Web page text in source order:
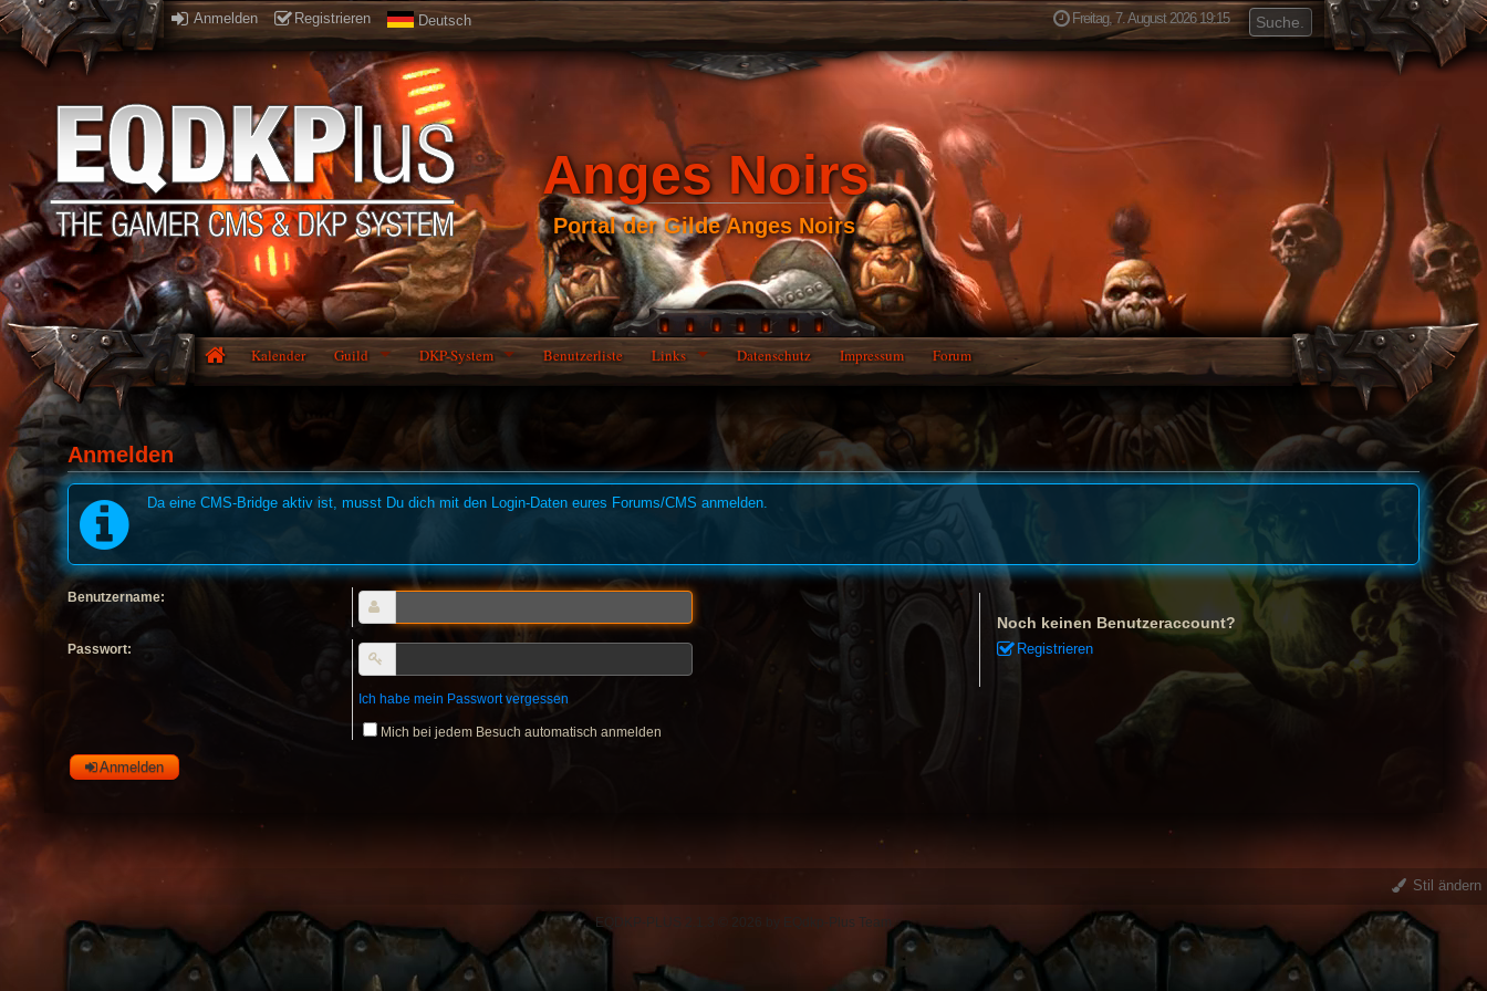
Anmelden Registrieren Deutsch Freitag, 7. August 2026 19:15
Anges Noirs
Portal der Gilde Anges Noirs
Kalender Guild DKP-System Benutzerliste Links Datenschutz Impressum Forum
Anmelden
Da eine CMS-Bridge aktiv ist, musst Du dich mit den Login-Daten eures Forums/CMS anmelden.
Benutzername:
Passwort:
Ich habe mein Passwort vergessen
Mich bei jedem Besuch automatisch anmelden
Noch keinen Benutzeraccount?
Registrieren
Anmelden
Stil ändern
EQDKP-PLUS 2.1.3 © 2026 by EQdkp-Plus Team